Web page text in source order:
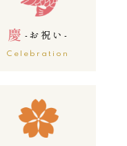
慶 -お祝い -
Celebration